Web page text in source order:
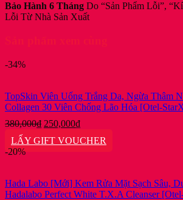
Bảo Hành 6 Tháng Do “Sản Phẩm Lỗi”,
Lỗi Từ Nhà Sản Xuất
-34%
TopSkin Viên Uống Trắng Da, Ngừa Thâm
Collagen 30 Viên Chống Lão Hóa [Otel-
380,000₫ Giá
là:
250,000₫Giá
tại
LẤY GIFT VOUCHER
-20%
Hada Labo [Mới] Kem Rửa Mặt Sạch Sâu,
Hadalabo Perfect White T.X.A Cleanser